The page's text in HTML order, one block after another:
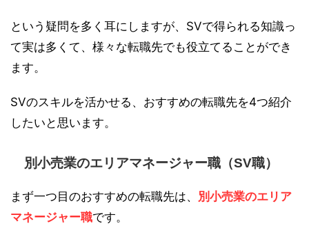
という疑問を多く耳にしますが、SVで得られる知識っ
て実は多くて、様々な転職先でも役立てることができ
ます。
SVのスキルを活かせる、おすすめの転職先を4つ紹介
したいと思います。
別小売業のエリアマネージャー職（SV職）
まず一つ目のおすすめの転職先は、 別小売業のエリア
マネージャー職です。